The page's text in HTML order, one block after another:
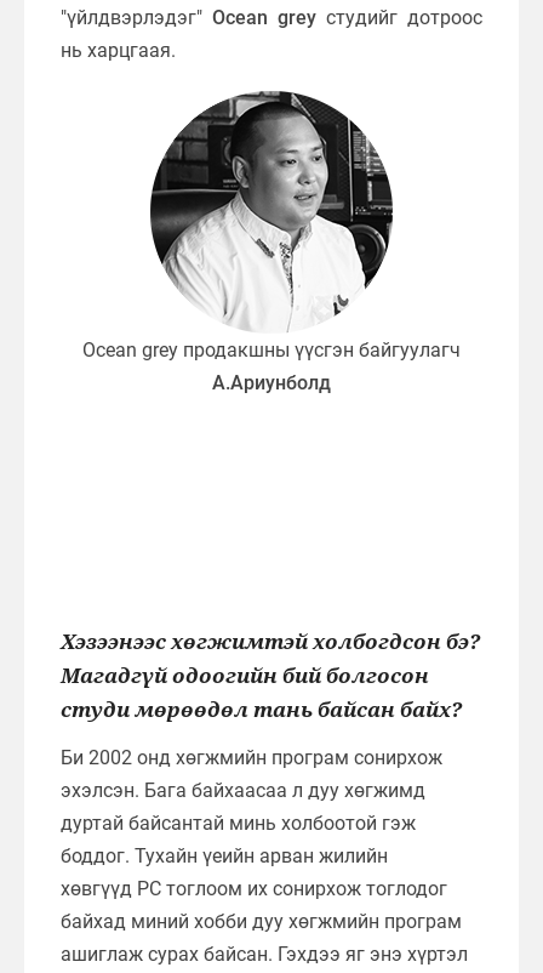
"үйлдвэрлэдэг" Ocean grey студийг дотроос
нь харцгаая.
Ocean grey продакшны үүсгэн байгуулагч
А.Ариунболд
Хэзээнээс хөгжимтэй холбогдсон бэ?
Магадгүй одоогийн бий болгосон
студи мөрөөдөл тань байсан байх?
Би 2002 онд хөгжмийн програм сонирхож
эхэлсэн. Бага байхаасаа л дуу хөгжимд
дуртай байсантай минь холбоотой гэж
боддог. Тухайн үеийн арван жилийн
хөвгүүд PC тоглоом их сонирхож тоглодог
байхад миний хобби дуу хөгжмийн програм
ашиглаж сурах байсан. Гэхдээ яг энэ хүртэл